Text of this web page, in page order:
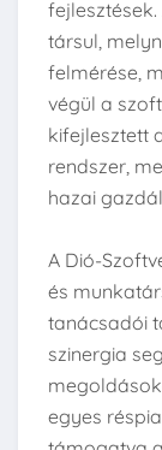
társul,
felmérése,
végül a
kifejlesztett
rendszer,
hazai
A Dió-
és
tanácsadói
szinergia
egyes